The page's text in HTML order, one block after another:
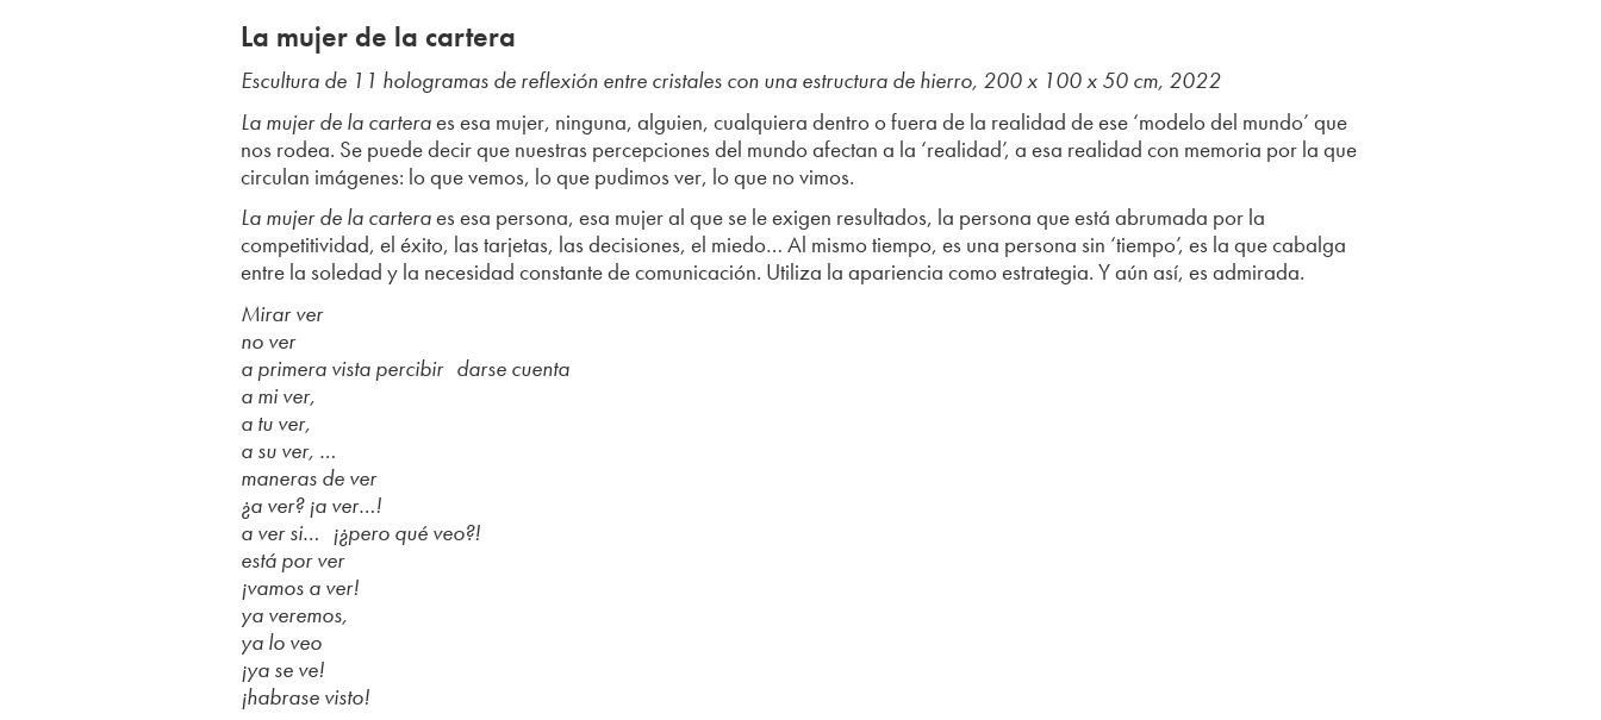
La mujer de la cartera
Escultura de 11 hologramas de reflexión entre cristales con una estructura de hierro, 200 x 100 x 50 cm, 2022
La mujer de la carteraes esa mujer, ninguna, alguien, cualquiera dentro o fuera de la realidad de ese ‘modelo del mundo’ que
nos rodea. Se puede decir que nuestras percepciones del mundo afectan a la ‘realidad’, a esa realidad con memoria por la que
circulan imágenes: lo que vemos, lo que pudimos ver, lo que no vimos.
La mujer de la carteraes esa persona, esa mujer al que se le exigen resultados, la persona que está abrumada por la
competitividad, el éxito, las tarjetas, las decisiones, el miedo… Al mismo tiempo, es una persona sin ‘tiempo’, es la que cabalga
entre la soledad y la necesidad constante de comunicación. Utiliza la apariencia como estrategia. Y aún así, es admirada.
Mirar ver
no ver
a primera vista percibir darse cuenta
a mi ver,
a tu ver,
a su ver, …
maneras de ver
¿a ver? ¡a ver…!
a ver si… ¡¿pero qué veo?!
está por ver
¡vamos a ver!
ya veremos,
ya lo veo
¡ya se ve!
¡habrase visto!